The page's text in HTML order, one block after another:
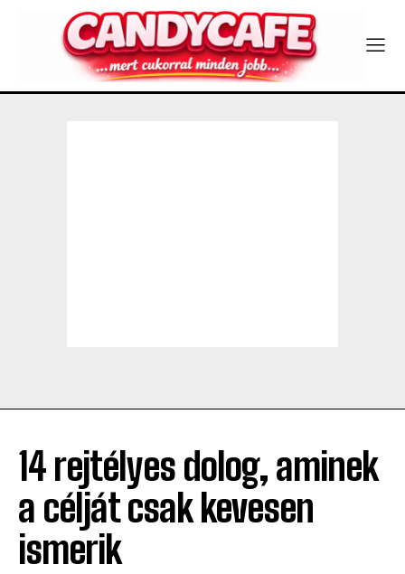
14 rejtélyes dolog, aminek
a célját csak kevesen
ismerik